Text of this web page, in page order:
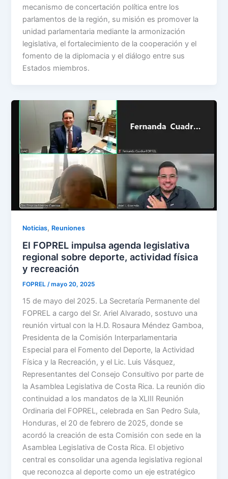
mecanismo de concertación política entre los
parlamentos de la región, su misión es promover la
unidad parlamentaria mediante la armonización
legislativa, el fortalecimiento de la cooperación y el
fomento de la diplomacia y el diálogo entre sus
Estados miembros.
Noticias, Reuniones
El FOPREL impulsa agenda legislativa
regional sobre deporte, actividad física
y recreación
FOPREL/mayo 20, 2025
15 de mayo del 2025. La Secretaría Permanente del
FOPREL a cargo del Sr. Ariel Alvarado, sostuvo una
reunión virtual con la H.D. Rosaura Méndez Gamboa,
Presidenta de la Comisión Interparlamentaria
Especial para el Fomento del Deporte, la Actividad
Física y la Recreación, y el Lic. Luis Vásquez,
Representantes del Consejo Consultivo por parte de
la Asamblea Legislativa de Costa Rica. La reunión dio
continuidad a los mandatos de la XLIII Reunión
Ordinaria del FOPREL, celebrada en San Pedro Sula,
Honduras, el 20 de febrero de 2025, donde se
acordó la creación de esta Comisión con sede en la
Asamblea Legislativa de Costa Rica. El objetivo
central es consolidar una agenda legislativa regional
que reconozca al deporte como un eje estratégico